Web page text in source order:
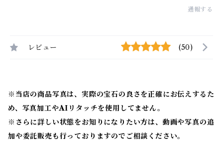
通報する
レビュー (50)
※当店の商品写真は、実際の宝石の良さを正確にお伝えするた
め、写真加工やAIリタッチを使用してません。
※ さらに詳しい状態をお知りになりたい方は、動画や写真の追
加や委託販売も行っておりますのでご相談ください。